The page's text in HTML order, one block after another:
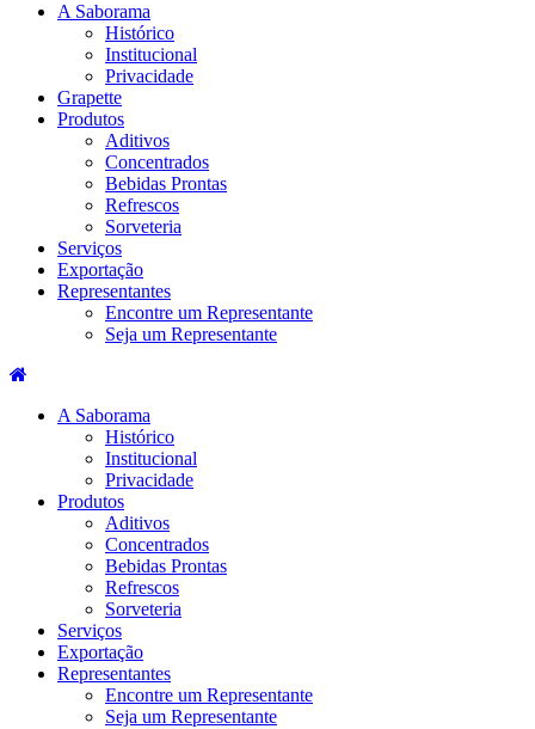
A Saborama
Histórico
Institucional
Privacidade
Grapette
Produtos
Aditivos
Concentrados
Bebidas Prontas
Refrescos
Sorveteria
Serviços
Exportação
Representantes
Encontre um Representante
Seja um Representante
A Saborama
Histórico
Institucional
Privacidade
Produtos
Aditivos
Concentrados
Bebidas Prontas
Refrescos
Sorveteria
Serviços
Exportação
Representantes
Encontre um Representante
Seja um Representante